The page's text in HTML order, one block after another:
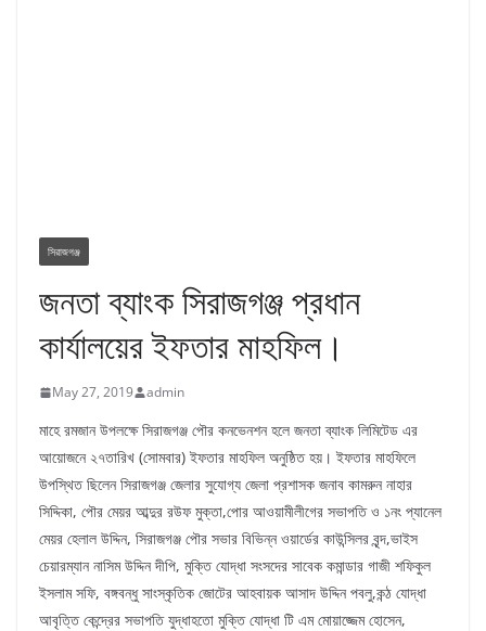
সিরাজগঞ্জ
জনতা ব্যাংক সিরাজগঞ্জ প্রধান
কার্যালয়ের ইফতার মাহফিল।
May 27, 2019 admin
মাহে রমজান উপলক্ষে সিরাজগঞ্জ পৌর কনভেনশন হলে জনতা ব্যাংক লিমিটেড এর
আয়োজনে ২৭তারিখ (সোমবার) ইফতার মাহফিল অনুষ্ঠিত হয়। ইফতার মাহফিলে
উপস্থিত ছিলেন সিরাজগঞ্জ জেলার সুযোগ্য জেলা প্রশাসক জনাব কামরুন নাহার
সিদ্দিকা, পৌর মেয়র আব্দুর রউফ মুক্তা,পোর আওয়ামীলীগের সভাপতি ও ১নং প্যানেল
মেয়র হেলাল উদ্দিন, সিরাজগঞ্জ পৌর সভার বিভিন্ন ওয়ার্ডের কাউন্সিলর বৃন্দ,ভাইস
চেয়ারম্যান নাসিম উদ্দিন দীপি, মুক্তি যোদ্ধা সংসদের সাবেক কমান্ডার গাজী শফিকুল
ইসলাম সফি, বঙ্গবন্ধু সাংস্কৃতিক জোটের আহবায়ক আসাদ উদ্দিন পবলু,কন্ঠ যোদ্ধা
আবৃত্তি কেন্দ্রের সভাপতি যুদ্ধাহতো মুক্তি যোদ্ধা টি এম মোয়াজ্জেম হোসেন,